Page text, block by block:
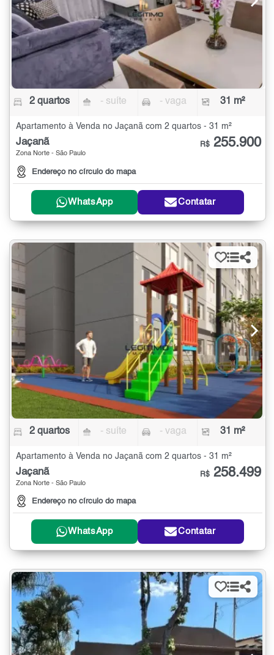
2 quartos - suíte - vaga 31 m²
Apartamento à Venda no Jaçanã com 2 quartos - 31 m²
Jaçanã
Zona Norte - São Paulo
Endereço no círculo do mapa
R$ 255.900
WhatsApp Contatar
2 quartos - suíte - vaga 31 m²
Apartamento à Venda no Jaçanã com 2 quartos - 31 m²
Jaçanã
Zona Norte - São Paulo
Endereço no círculo do mapa
R$ 258.499
WhatsApp Contatar